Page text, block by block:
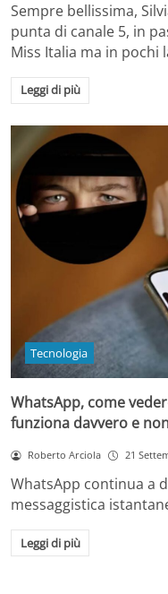
Sempre bellissima,
punta di canale 5, in
Miss Italia ma in pochi
Leggi di più
Tecnologia
WhatsApp, come
funziona davvero e
Roberto Arciola 21
WhatsApp continua a
messaggistica
Leggi di più